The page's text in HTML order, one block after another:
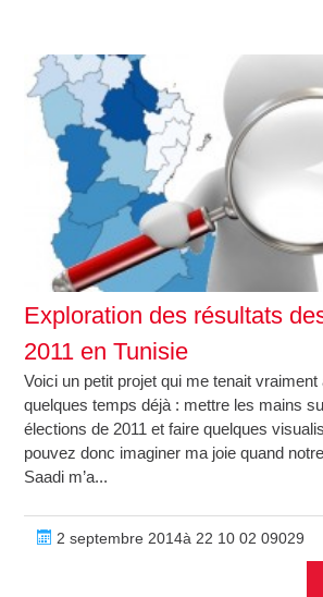
Exploration des résultats
2011 en Tunisie
Voici un petit projet qui me tenait
quelques temps déjà : mettre les mains
élections de 2011 et faire quelques
pouvez donc imaginer ma joie quand
Saadi m’a...
2 septembre 2014à 22 10 02 09029